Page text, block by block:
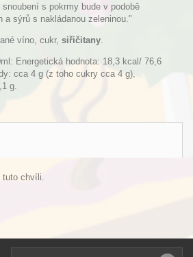
s pokrmy bude v podobě
a sýrů s nakládanou zeleninou."
víno, cukr, siřičitany.
Energetická hodnota: 18,3 kcal/ 76,6
cca 4 g (z toho cukry cca 4 g),
g.
tuto chvíli.